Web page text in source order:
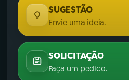
SUGESTÃO
Envie uma ideia.
SOLICITAÇÃO
Faça um pedido.